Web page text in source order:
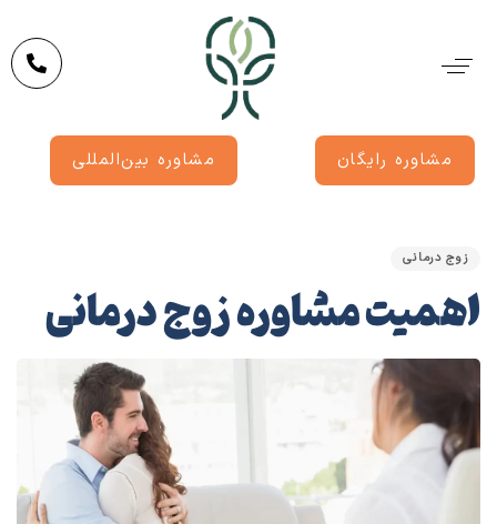
مشاوره رایگان مشاوره بین‌المللی
زوج درمانی
اهمیت مشاوره زوج درمانی